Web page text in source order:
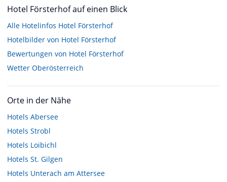
Hotel Försterhof auf einen Blick
Alle Hotelinfos Hotel Försterhof
Hotelbilder von Hotel Försterhof
Bewertungen von Hotel Försterhof
Wetter Oberösterreich
Orte in der Nähe
Hotels Abersee
Hotels Strobl
Hotels Loibichl
Hotels St. Gilgen
Hotels Unterach am Attersee